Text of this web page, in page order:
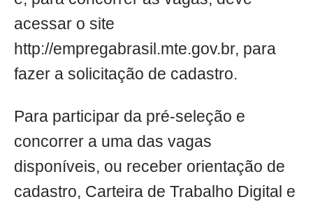
acessar o site
http://empregabrasil.mte.gov.br, para
fazer a solicitação de cadastro.
Para participar da pré-seleção e
concorrer a uma das vagas
disponíveis, ou receber orientação de
cadastro, Carteira de Trabalho Digital e